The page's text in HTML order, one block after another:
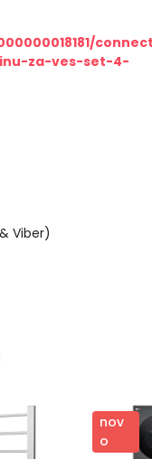
za-ves-set-4-
Viber)
nov
o